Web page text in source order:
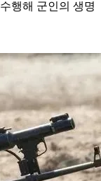
행해 군인의 생명